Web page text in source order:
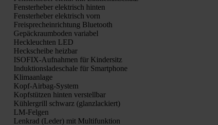
Fens­ter­he­ber elek­trisch hin­ten
Fens­ter­he­ber elek­trisch vorn
Frei­sprech­ein­rich­tung Blue­tooth
Gepäck­raum­bo­den varia­bel
Heck­leuch­ten LED
Heck­schei­be heiz­bar
ISO­FIX-Auf­nah­men für Kin­der­sitz
Induk­ti­ons­la­de­scha­le für Smart­phone
Kli­ma­an­la­ge
Kopf-Air­bag-Sys­tem
Kopf­stüt­zen hin­ten ver­stell­bar
Küh­ler­grill schwarz (glanz­la­ckiert)
LM-Fel­gen
Lenk­rad (Leder) mit Mul­ti­funk­ti­on